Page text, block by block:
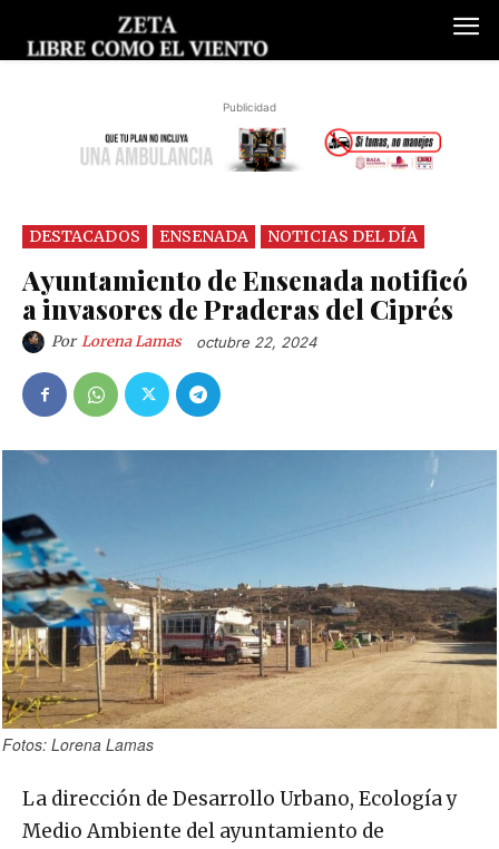
Publicidad
DESTACADOS ENSENADA NOTICIAS DEL DÍA
Ayuntamiento de Ensenada notificó
a invasores de Praderas del Ciprés
Por Lorena Lamas octubre 22, 2024
Fotos: Lorena Lamas
La dirección de Desarrollo Urbano, Ecología y
Medio Ambiente del ayuntamiento de